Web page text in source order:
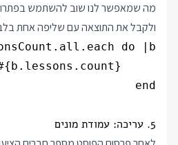
מה שמאפשר לנו שוב להשתמש
ולקבל את התוצאה עם שליפה אחת
end
5. עריכה: עמודת מונים